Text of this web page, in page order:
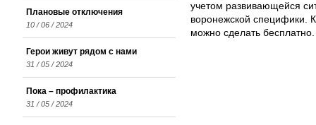
учетом развивающейся
воронежской специфики.
можно сделать бесплатно.
Плановые отключения
10 / 06 / 2024
Герои живут рядом с нами
31 / 05 / 2024
Пока – профилактика
31 / 05 / 2024